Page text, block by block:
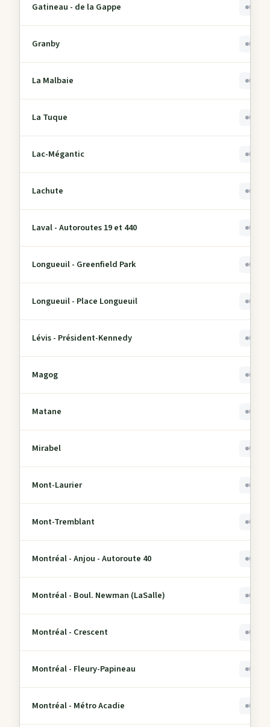
Gatineau - de la Gappe 0
Granby 0
La Malbaie 0
La Tuque 0
Lac-Mégantic 0
Lachute 0
Laval - Autoroutes 19 et 440 0
Longueuil - Greenfield Park 0
Longueuil - Place Longueuil 0
Lévis - Président-Kennedy 0
Magog 0
Matane 0
Mirabel 0
Mont-Laurier 0
Mont-Tremblant 0
Montréal - Anjou - Autoroute 40 0
Montréal - Boul. Newman (LaSalle) 0
Montréal - Crescent 0
Montréal - Fleury-Papineau 0
Montréal - Métro Acadie 0